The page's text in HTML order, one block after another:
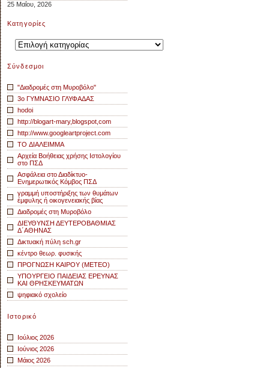
25 Μαΐου, 2026
Kατηγορίες
Kατηγορίες
Σύνδεσμοι
"Διαδρομές στη Μυροβόλο"
3o ΓΥΜΝΑΣΙΟ ΓΛΥΦΑΔΑΣ
hodoi
http://blogart-mary,blogspot,com
http://www.googleartproject.com
TO ΔΙΑΛΕΙΜΜΑ
Αρχεία Βοήθειας χρήσης Ιστολογίου
στο ΠΣΔ
Ασφάλεια στο Διαδίκτυο-
Ενημερωτικός Κόμβος ΠΣΔ
γραμμή υποστήριξης των θυμάτων
έμφυλης ή οικογενειακής βίας
Διαδρομές στη Μυροβόλο
ΔΙΕΥΘΥΝΣΗ ΔΕΥΤΕΡΟΒΑΘΜΙΑΣ
Δ΄ΑΘΗΝΑΣ
Δικτυακή πύλη sch.gr
κέντρο θεωρ. φυσικής
ΠΡΟΓΝΩΣΗ ΚΑΙΡΟΥ (METEO)
ΥΠΟΥΡΓΕΙΟ ΠΑΙΔΕΙΑΣ ΕΡΕΥΝΑΣ
ΚΑΙ ΘΡΗΣΚΕΥΜΑΤΩΝ
ψηφιακό σχολείο
Ιστορικό
Ιούλιος 2026
Ιούνιος 2026
Μάιος 2026